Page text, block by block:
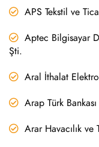
APS Tekstil ve
Aptec Bilgisayar
Şti.
Aral İthalat
Arap Türk
Arar Havacılık